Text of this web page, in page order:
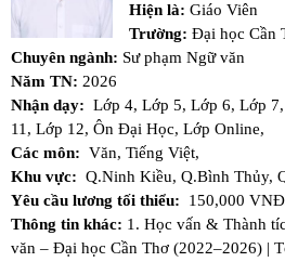
Hiện là: Giáo Viên
Trường: Đại học Cần
Chuyên ngành: Sư phạm Ngữ văn
Năm TN: 2026
Nhận dạy: Lớp 4, Lớp 5, Lớp 6, Lớp 7,
11, Lớp 12, Ôn Đại Học, Lớp Online,
Các môn: Văn, Tiếng Việt,
Khu vực: Q.Ninh Kiều, Q.Bình Thủy,
Yêu cầu lương tối thiểu:
150,000
Thông tin khác: 1. Học vấn & Thành
văn – Đại học Cần Thơ (2022–2026) |